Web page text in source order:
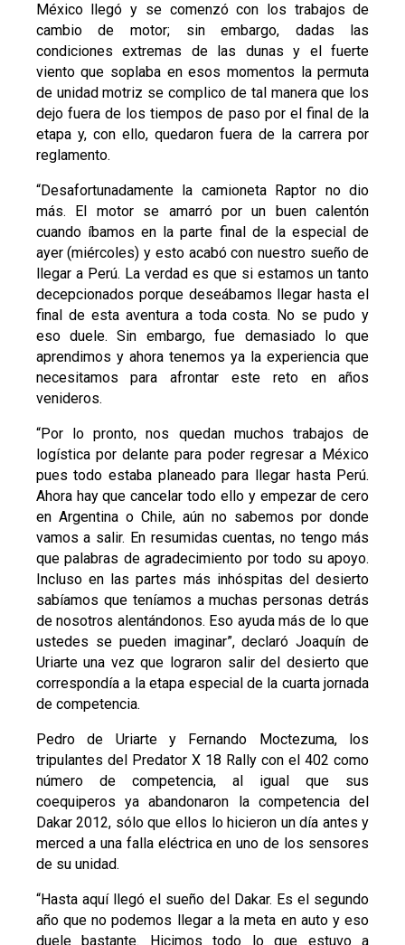
México llegó y se comenzó con los trabajos de
cambio de motor; sin embargo, dadas las
condiciones extremas de las dunas y el fuerte
viento que soplaba en esos momentos la permuta
de unidad motriz se complico de tal manera que los
dejo fuera de los tiempos de paso por el final de la
etapa y, con ello, quedaron fuera de la carrera por
reglamento.
“Desafortunadamente la camioneta Raptor no dio
más. El motor se amarró por un buen calentón
cuando íbamos en la parte final de la especial de
ayer (miércoles) y esto acabó con nuestro sueño de
llegar a Perú. La verdad es que si estamos un tanto
decepcionados porque deseábamos llegar hasta el
final de esta aventura a toda costa. No se pudo y
eso duele. Sin embargo, fue demasiado lo que
aprendimos y ahora tenemos ya la experiencia que
necesitamos para afrontar este reto en años
venideros.
“Por lo pronto, nos quedan muchos trabajos de
logística por delante para poder regresar a México
pues todo estaba planeado para llegar hasta Perú.
Ahora hay que cancelar todo ello y empezar de cero
en Argentina o Chile, aún no sabemos por donde
vamos a salir. En resumidas cuentas, no tengo más
que palabras de agradecimiento por todo su apoyo.
Incluso en las partes más inhóspitas del desierto
sabíamos que teníamos a muchas personas detrás
de nosotros alentándonos. Eso ayuda más de lo que
ustedes se pueden imaginar”, declaró Joaquín de
Uriarte una vez que lograron salir del desierto que
correspondía a la etapa especial de la cuarta jornada
de competencia.
Pedro de Uriarte y Fernando Moctezuma, los
tripulantes del Predator X 18 Rally con el 402 como
número de competencia, al igual que sus
coequiperos ya abandonaron la competencia del
Dakar 2012, sólo que ellos lo hicieron un día antes y
merced a una falla eléctrica en uno de los sensores
de su unidad.
“Hasta aquí llegó el sueño del Dakar. Es el segundo
año que no podemos llegar a la meta en auto y eso
duele bastante. Hicimos todo lo que estuvo a